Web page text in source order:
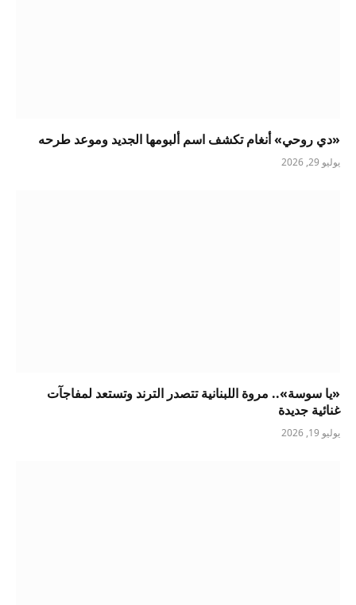
«دي روحي» أنغام تكشف اسم ألبومها الجديد وموعد طرحه
يوليو 29, 2026
«يا سوسة».. مروة اللبنانية تتصدر الترند وتستعد لمفاجآت
غنائية جديدة
يوليو 19, 2026